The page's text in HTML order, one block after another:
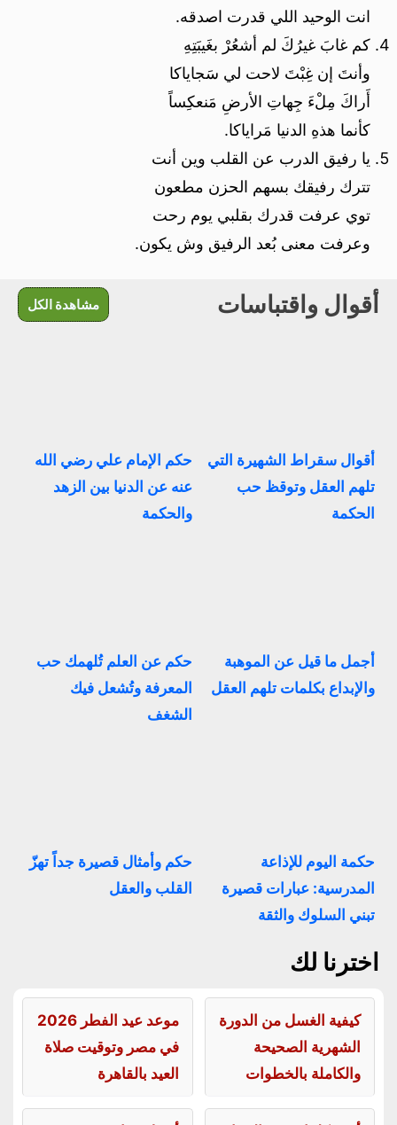
انت الوحيد اللي قدرت اصدقه.
كم غابَ غيرُكَ لم أشعُرْ بغَيبَتِهِ
وأنتَ إن غِبْتَ لاحت لي سَجاياكا
أَراكَ مِلْءَ جِهاتِ الأرضِ مَنعكِساً
كأنما هذهِ الدنيا مَراياكا.
يا رفيق الدرب عن القلب وين أنت
تترك رفيقك بسهم الحزن مطعون
توي عرفت قدرك بقلبي يوم رحت
وعرفت معنى بُعد الرفيق وش يكون.
أقوال واقتباسات مشاهدة الكل
أقوال سقراط الشهيرة التي
تلهم العقل وتوقظ حب
الحكمة
حكم الإمام علي رضي الله
عنه عن الدنيا بين الزهد
والحكمة
أجمل ما قيل عن الموهبة
والإبداع بكلمات تلهم العقل
حكم عن العلم تُلهمك حب
المعرفة وتُشعل فيك
الشغف
حكمة اليوم للإذاعة
المدرسية: عبارات قصيرة
تبني السلوك والثقة
حكم وأمثال قصيرة جداً تهزّ
القلب والعقل
اخترنا لك
كيفية الغسل من الدورة
الشهرية الصحيحة
والكاملة بالخطوات
موعد عيد الفطر 2026
في مصر وتوقيت صلاة
العيد بالقاهرة